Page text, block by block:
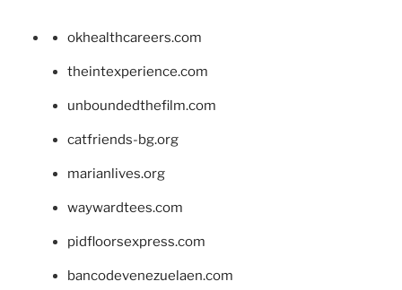
okhealthcareers.com
theintexperience.com
unboundedthefilm.com
catfriends-bg.org
marianlives.org
waywardtees.com
pidfloorsexpress.com
bancodevenezuelaen.com